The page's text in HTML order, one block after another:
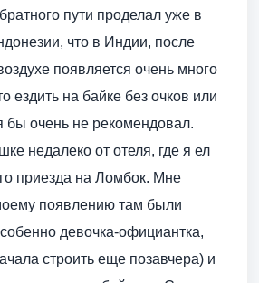
пути проделал уже в
что в Индии, после
появляется очень много
ездить на байке без очков или
бы очень не рекомендовал.
недалеко от отеля, где я ел
приезда на Ломбок. Мне
появлению там были
девочка-официантка,
строить еще позавчера) и